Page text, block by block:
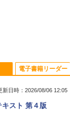
A18 Proチッ
計、Liquid Ret
円 デジタ
新日時：2026/08/06 12:05
スト 第４版
電子書籍リーダー